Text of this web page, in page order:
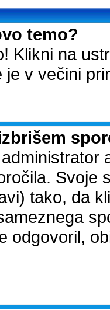
temo?
Klikni na
je v večini
Svoje
tako, da
odgovoril,